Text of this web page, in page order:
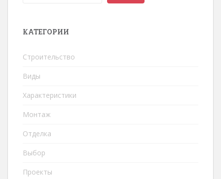
КАТЕГОРИИ
Строительство
Виды
Характеристики
Монтаж
Отделка
Выбор
Проекты